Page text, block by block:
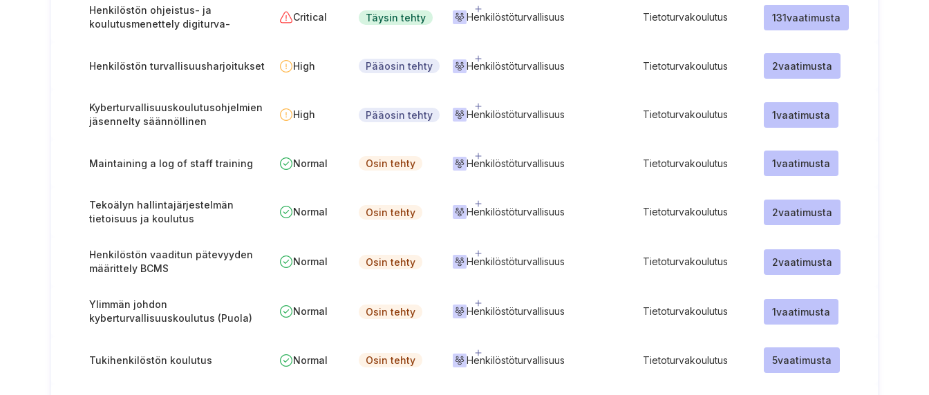
Henkilöstön ohjeistus- ja
koulutusmenettely digiturva-
Critical Täysin tehty Henkilöstöturvallisuus Tietoturvakoulutus 131vaatimusta
Henkilöstön turvallisuusharjoitukset High Pääosin tehty Henkilöstöturvallisuus Tietoturvakoulutus 2vaatimusta
Kyberturvallisuuskoulutusohjelmien
jäsennelty säännöllinen
High Pääosin tehty Henkilöstöturvallisuus Tietoturvakoulutus 1vaatimusta
Maintaining a log of staff training Normal Osin tehty Henkilöstöturvallisuus Tietoturvakoulutus 1vaatimusta
Tekoälyn hallintajärjestelmän
tietoisuus ja koulutus
Normal Osin tehty Henkilöstöturvallisuus Tietoturvakoulutus 2vaatimusta
Henkilöstön vaaditun pätevyyden
määrittely BCMS
Normal Osin tehty Henkilöstöturvallisuus Tietoturvakoulutus 2vaatimusta
Ylimmän johdon
kyberturvallisuuskoulutus (Puola)
Normal Osin tehty Henkilöstöturvallisuus Tietoturvakoulutus 1vaatimusta
Tukihenkilöstön koulutus Normal Osin tehty Henkilöstöturvallisuus Tietoturvakoulutus 5vaatimusta